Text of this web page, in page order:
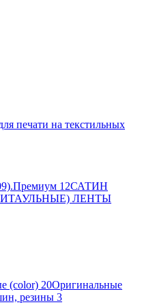
печати на текстильных
12САТИН
ЛЕНТЫ
(color) 20Оригинальные
резины 3